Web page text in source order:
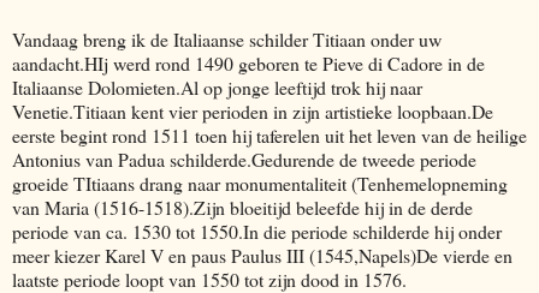
Vandaag breng ik de Italiaanse schilder Titiaan onder uw
aandacht.HIj werd rond 1490 geboren te Pieve di Cadore in de
Italiaanse Dolomieten.Al op jonge leeftijd trok hij naar
Venetie.Titiaan kent vier perioden in zijn artistieke loopbaan.De
eerste begint rond 1511 toen hij taferelen uit het leven van de heilige
Antonius van Padua schilderde.Gedurende de tweede periode
groeide TItiaans drang naar monumentaliteit (Tenhemelopneming
van Maria (1516-1518).Zijn bloeitijd beleefde hij in de derde
periode van ca. 1530 tot 1550.In die periode schilderde hij onder
meer kiezer Karel V en paus Paulus III (1545,Napels)De vierde en
laatste periode loopt van 1550 tot zijn dood in 1576.